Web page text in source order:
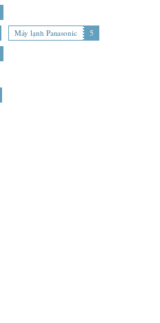
Máy lạnh Panasonic
5